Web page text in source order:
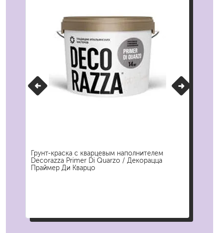
Грунт-краска с кварцевым наполнителем
Decorazza Primer Di Quarzo / Декорацца
Праймер Ди Кварцо